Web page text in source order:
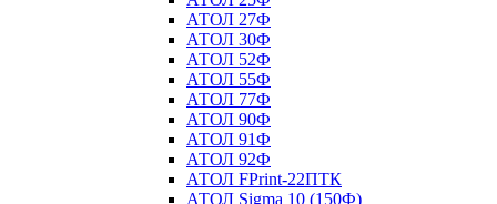
АТОЛ 27Ф
АТОЛ 30Ф
АТОЛ 52Ф
АТОЛ 55Ф
АТОЛ 77Ф
АТОЛ 90Ф
АТОЛ 91Ф
АТОЛ 92Ф
АТОЛ FPrint-22ПТК
АТОЛ Sigma 10 (150Ф)